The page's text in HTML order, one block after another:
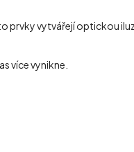
prvky vytvářejí optickou
více vynikne.